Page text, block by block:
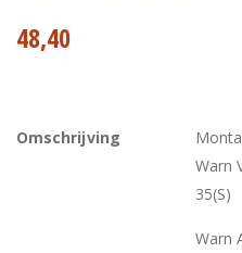
48,40
Omschrijving
Warn
35(S)
Warn